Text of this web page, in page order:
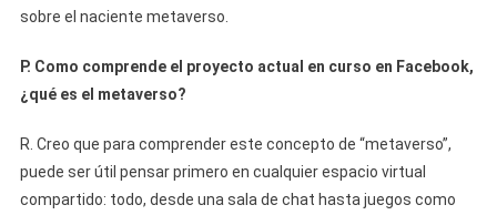
sobre el naciente metaverso.
P. Como comprende el proyecto actual en curso en Facebook,
¿qué es el metaverso?
R. Creo que para comprender este concepto de “metaverso”,
puede ser útil pensar primero en cualquier espacio virtual
compartido: todo, desde una sala de chat hasta juegos como